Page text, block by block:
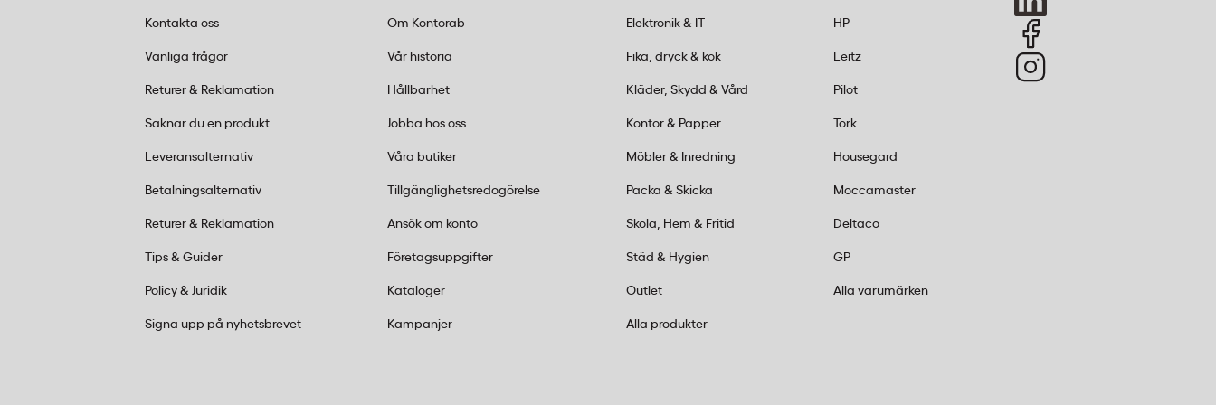
Kontakta oss
Vanliga frågor
Returer & Reklamation
Saknar du en produkt
Leveransalternativ
Betalningsalternativ
Returer & Reklamation
Tips & Guider
Policy & Juridik
Signa upp på nyhetsbrevet
Om Kontorab
Vår historia
Hållbarhet
Jobba hos oss
Våra butiker
Tillgänglighetsredogörelse
Ansök om konto
Företagsuppgifter
Kataloger
Kampanjer
Elektronik & IT
Fika, dryck & kök
Kläder, Skydd & Vård
Kontor & Papper
Möbler & Inredning
Packa & Skicka
Skola, Hem & Fritid
Städ & Hygien
Outlet
Alla produkter
HP
Leitz
Pilot
Tork
Housegard
Moccamaster
Deltaco
GP
Alla varumärken